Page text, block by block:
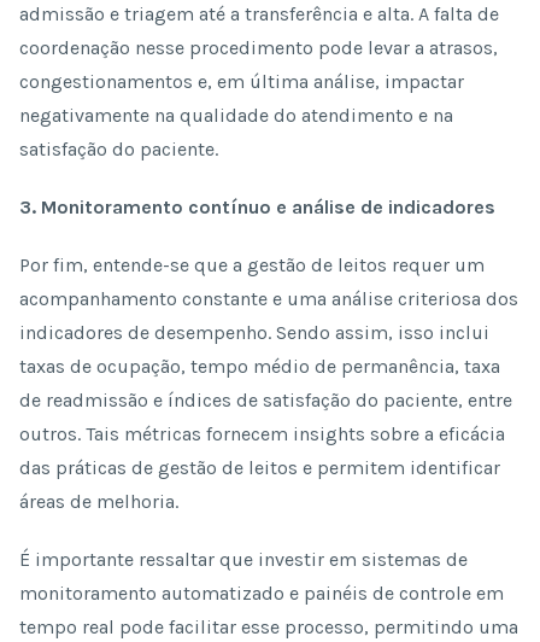
admissão e triagem até a transferência e alta. A falta de
coordenação nesse procedimento pode levar a atrasos,
congestionamentos e, em última análise, impactar
negativamente na qualidade do atendimento e na
satisfação do paciente.
3. Monitoramento contínuo e análise de indicadores
Por fim, entende-se que a gestão de leitos requer um
acompanhamento constante e uma análise criteriosa dos
indicadores de desempenho. Sendo assim, isso inclui
taxas de ocupação, tempo médio de permanência, taxa
de readmissão e índices de satisfação do paciente, entre
outros. Tais métricas fornecem insights sobre a eficácia
das práticas de gestão de leitos e permitem identificar
áreas de melhoria.
É importante ressaltar que investir em sistemas de
monitoramento automatizado e painéis de controle em
tempo real pode facilitar esse processo, permitindo uma